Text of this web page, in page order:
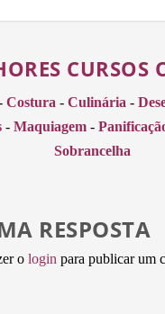
CURSOS
Costura - Culinária -
- Maquiagem -
Sobrancelha
RESPOSTA
ologin para publicar um